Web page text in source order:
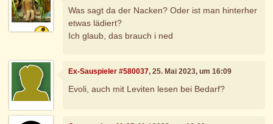
Was sagt da der Nacken? Oder ist man hinterher
etwas lädiert?
Ich glaub, das brauch i ned
Ex-Sauspieler #580037, 25. Mai 2023, um 16:09
Evoli, auch mit Leviten lesen bei Bedarf?